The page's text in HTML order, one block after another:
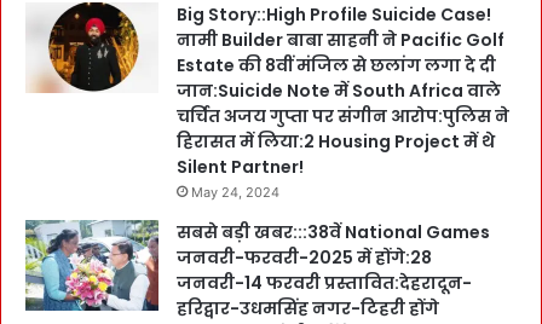
Big Story::High Profile Suicide Case!
नामी Builder बाबा साहनी ने Pacific Golf
Estate की 8वीं मंजिल से छलांग लगा दे दी
जान:Suicide Note में South Africa वाले
चर्चित अजय गुप्ता पर संगीन आरोप:पुलिस ने
हिरासत में लिया:2 Housing Project में थे
Silent Partner!
May 24, 2024
सबसे बड़ी खबर:::38वें National Games
जनवरी-फरवरी-2025 में होंगे:28
जनवरी-14 फरवरी प्रस्तावित:देहरादून-
हरिद्वार-उधमसिंह नगर-टिहरी होंगे